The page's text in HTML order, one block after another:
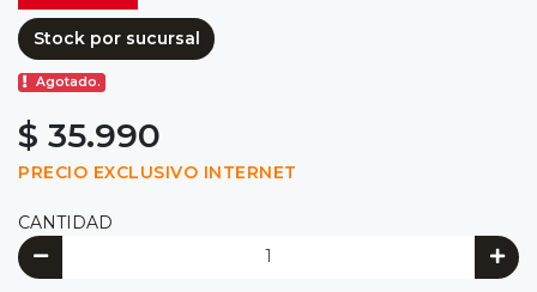
Stock por sucursal
Agotado.
$ 35.990
PRECIO EXCLUSIVO INTERNET
CANTIDAD